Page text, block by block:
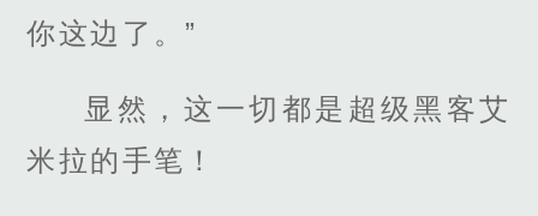
你这边了。”
显然，这一切都是超级黑客艾
米拉的手笔！